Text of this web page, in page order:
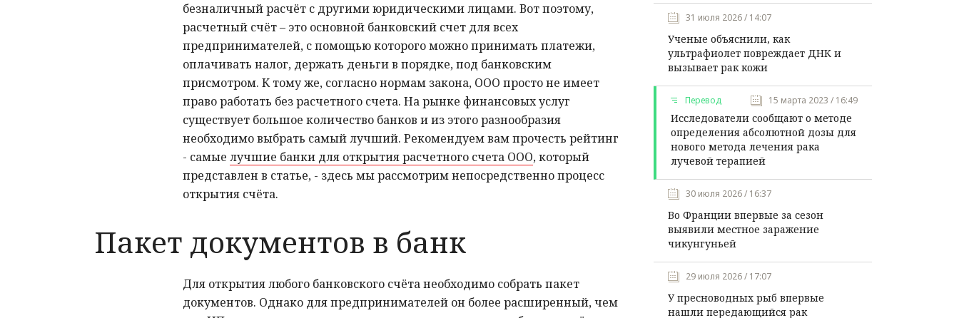
безналичный расчёт с другими юридическими лицами. Вот поэтому,
расчетный счёт – это основной банковский счет для всех
предпринимателей, с помощью которого можно принимать платежи,
оплачивать налог, держать деньги в порядке, под банковским
присмотром. К тому же, согласно нормам закона, ООО просто не имеет
право работать без расчетного счета. На рынке финансовых услуг
существует большое количество банков и из этого разнообразия
необходимо выбрать самый лучший. Рекомендуем вам прочесть рейтинг
- самые лучшие банки для открытия расчетного счета ООО, который
представлен в статье, - здесь мы рассмотрим непосредственно процесс
открытия счёта.
Пакет документов в банк
Для открытия любого банковского счёта необходимо собрать пакет
документов. Однако для предпринимателей он более расширенный, чем
31 июля 2026 / 14:07
Ученые объяснили, как
ультрафиолет повреждает ДНК и
вызывает рак кожи
Перевод 15 марта 2023 / 16:49
Исследователи сообщают о методе
определения абсолютной дозы для
нового метода лечения рака
лучевой терапией
30 июля 2026 / 16:37
Во Франции впервые за сезон
выявили местное заражение
чикунгуньей
29 июля 2026 / 17:07
У пресноводных рыб впервые
нашли передающийся рак